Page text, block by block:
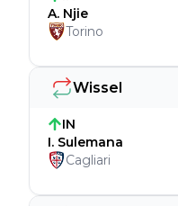
Wissel
IN
I. Sulemana
Cagliari
A. Njie
Torino